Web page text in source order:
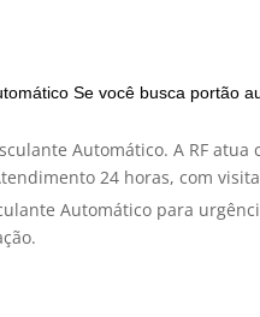
Se você busca portão
Automático. A RF
24 horas, com
Automático para